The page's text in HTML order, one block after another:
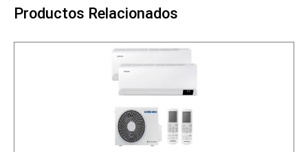
Productos Relacionados